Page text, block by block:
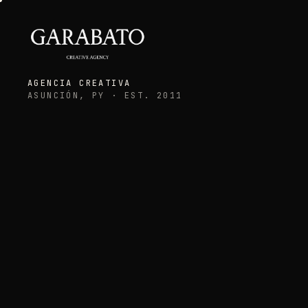
AGENCIA CREATIVA
ASUNCIÓN, PY · EST. 2011